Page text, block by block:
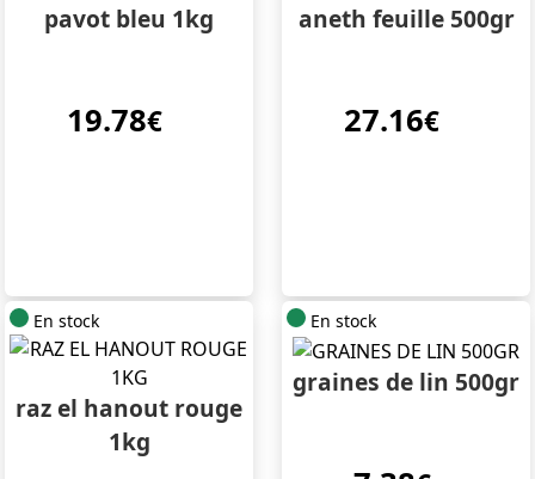
pavot bleu 1kg
19.78€
aneth feuille 500gr
27.16€
En stock
raz el hanout rouge
1kg
En stock
graines de lin 500gr